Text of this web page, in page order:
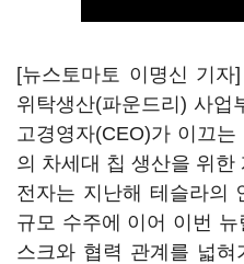
[뉴스토마토 이명신 기자]
위탁생산(파운드리) 사업
고경영자(CEO)가 이끄
의 차세대 칩 생산을 위한
전자는 지난해 테슬라의
규모 수주에 이어 이번
스크와 협력 관계를 넓